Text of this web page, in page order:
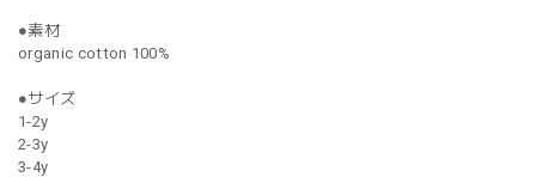
●素材
organic cotton 100%
●サイズ
1-2y
2-3y
3-4y